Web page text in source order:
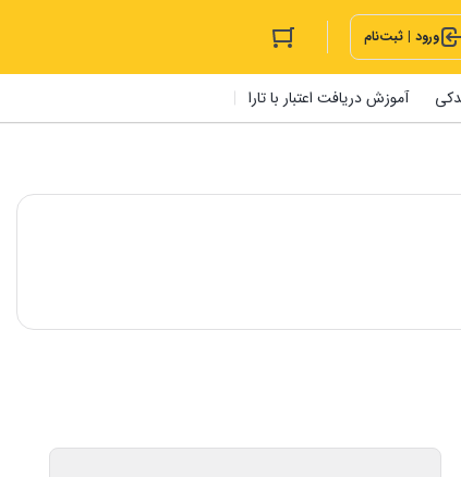
ورود | ثبت‌نام
آموزش دریافت اعتبار با تارا